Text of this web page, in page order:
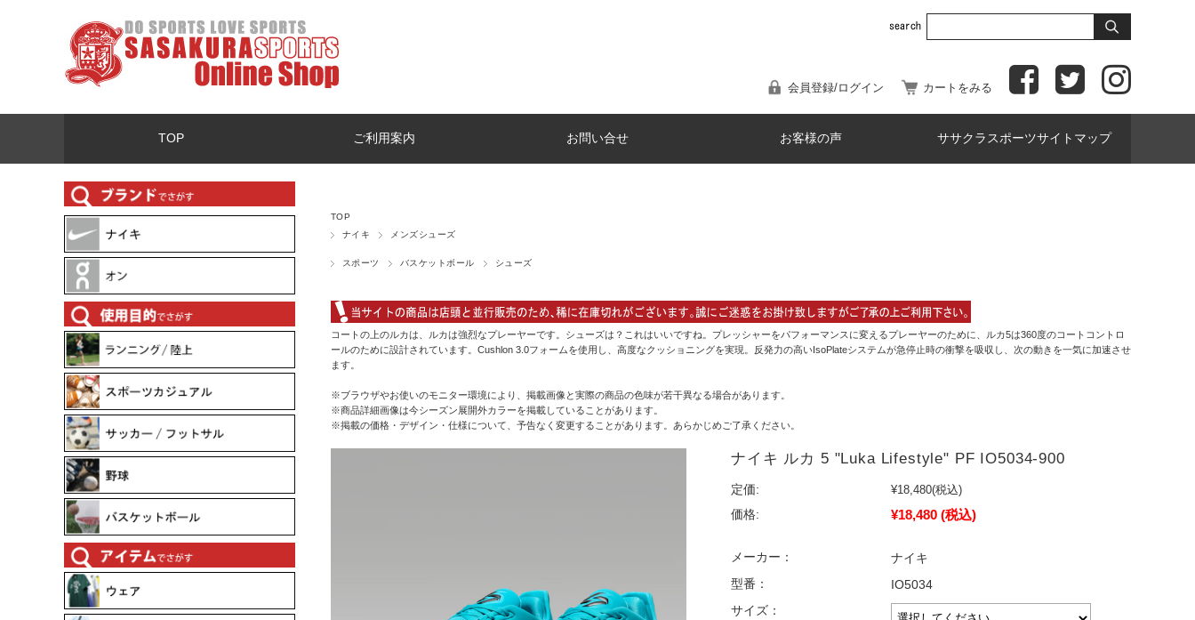
会員登録/ログイン カートをみる
TOP ご利用案内 お問い合せ お客様の声 ササクラスポーツサイトマップ
TOP
ナイキ
メンズシューズ
スポーツ バスケットボール シューズ
コートの上のルカは、ルカは強烈なプレーヤーです。シューズは？これはいいですね。プレッシャーをパフォーマンスに変えるプレーヤーのために、ルカ5は360度のコートコントロ
ールのために設計されています。Cushlon 3.0フォームを使用し、高度なクッショニングを実現。反発力の高いIsoPlateシステムが急停止時の衝撃を吸収し、次の動きを一気に加速させ
ます。
※ブラウザやお使いのモニター環境により、掲載画像と実際の商品の色味が若干異なる場合があります。
※商品詳細画像は今シーズン展開外カラーを掲載していることがあります。
※掲載の価格・デザイン・仕様について、予告なく変更することがあります。あらかじめご了承ください。
ナイキ ルカ 5 "Luka Lifestyle" PF IO5034-900
定価: ¥18,480(税込)
価格:
¥18,480 (税込)
メーカー：
ナイキ
型番：
IO5034
サイズ：